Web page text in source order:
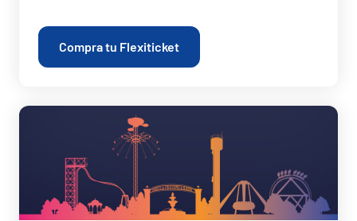
Compra tu Flexiticket